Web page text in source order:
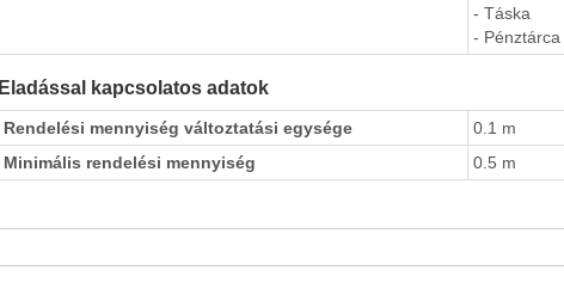
- Táska
- Pénztárca
Eladással kapcsolatos adatok
Rendelési mennyiség változtatási egysége
0.1 m
Minimális rendelési mennyiség
0.5 m